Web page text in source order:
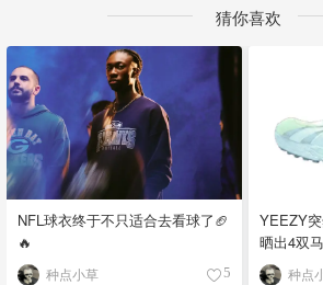
猜你喜欢
NFL球衣终于不只适合去看球了🏈
🔥
种点小草 5
YEEZY
晒出4双
种点